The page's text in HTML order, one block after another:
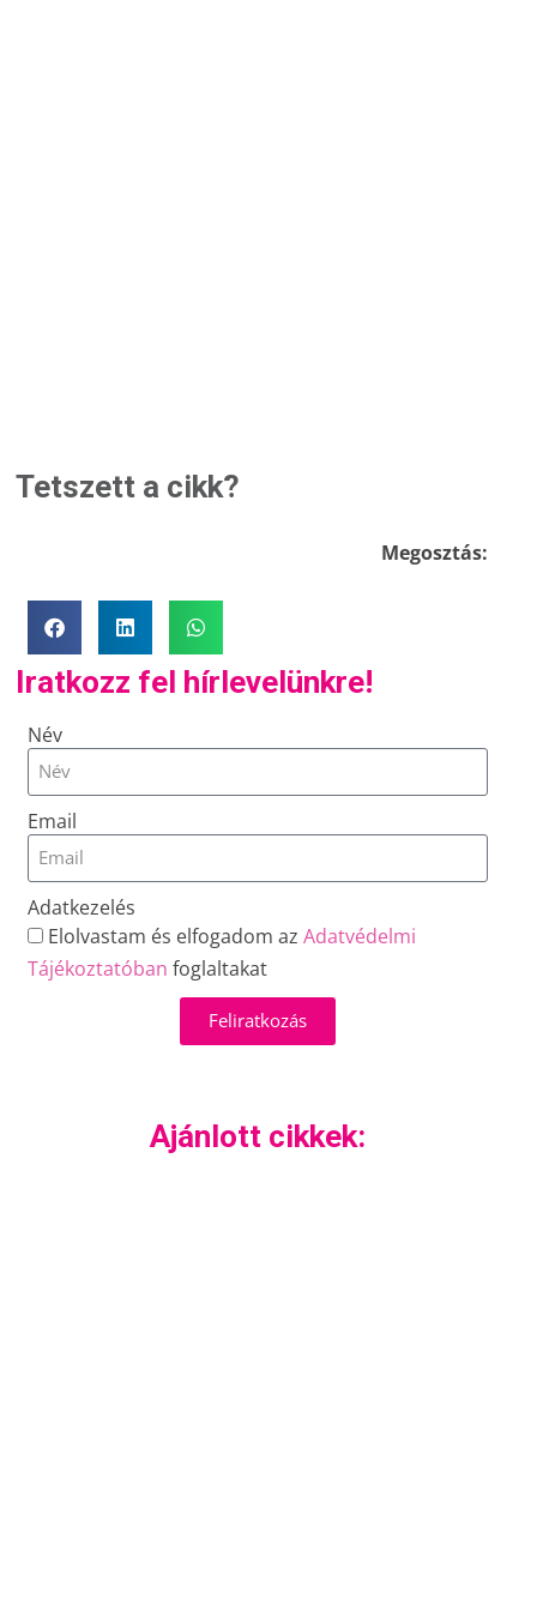
Tetszett a cikk?
Megosztás:
Iratkozz fel hírlevelünkre!
Név
Email
Adatkezelés
Elolvastam és elfogadom azAdatvédelmi
Tájékoztatóban foglaltakat
Feliratkozás
Ajánlott cikkek: